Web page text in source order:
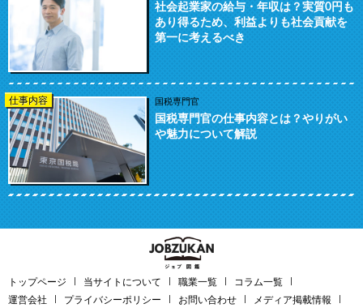
社会起業家の給与・年収は？実質0円も
あり得るため、利益よりも社会貢献を
第一に考えるべき
仕事内容 国税専門官
国税専門官の仕事内容とは？やりがい
や魅力について解説
トップページ 当サイトについて 職業一覧
コラム一覧
運営会社
プライバシーポリシー お問い合わせ メディア掲載情報